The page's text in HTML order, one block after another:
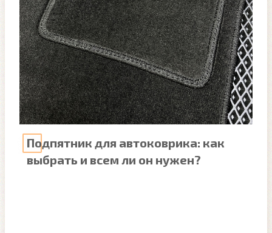
Подпятник для автоковрика: как
выбрать и всем ли он нужен?